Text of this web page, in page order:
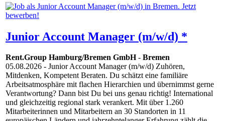
Junior Account Manager (m/w/d) *
Rent.Group Hamburg/Bremen GmbH- Bremen
05.08.2026 - Junior Account Manager (m/w/d) Zuhören,
Mitdenken, Kompetent Beraten. Du schätzt eine familiäre
Arbeitsatmosphäre mit flachen Hierarchien und übernimmst gerne
Verantwortung? Dann bist Du bei uns genau richtig! International
und gleichzeitig regional stark verankert. Mit über 1.260
Mitarbeiterinnen und Mitarbeitern an 30 Standorten in 11